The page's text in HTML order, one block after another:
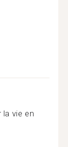
la vie en